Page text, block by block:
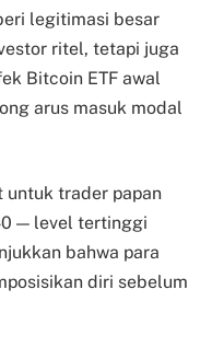
legitimasi besar
ritel, tetapi juga
Bitcoin ETF awal
arus masuk modal
untuk trader papan
— level tertinggi
bahwa para
diri sebelum